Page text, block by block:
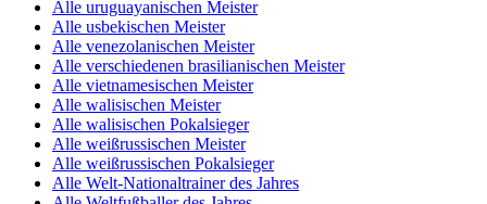
Alle uruguayanischen Meister
Alle usbekischen Meister
Alle venezolanischen Meister
Alle verschiedenen brasilianischen Meister
Alle vietnamesischen Meister
Alle walisischen Meister
Alle walisischen Pokalsieger
Alle weißrussischen Meister
Alle weißrussischen Pokalsieger
Alle Welt-Nationaltrainer des Jahres